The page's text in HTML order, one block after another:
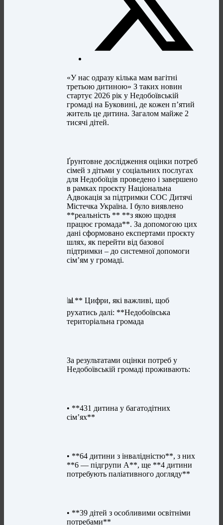
«У нас одразу кілька мам вагітні
третьою дитиною» З таких новин
стартує 2026 рік у Недобоївській
громаді на Буковині, де кожен пʼятий
житель це дитина. Загалом майже 2
тисячі дітей.
Ґрунтовне дослідження оцінки потреб
сімей з дітьми у соціальних послугах
для Недобоїців проведено і завершено
в рамках проєкту Національна
Адвокація за підтримки СОС Дитячі
Містечка Україна. І було виявлено
**реальність ** **з якою щодня
працює громада**. За допомогою цих
дані сформовано експертами проєкту
шлях, як перейти від базової
підтримки – до системної допомоги
сім’ям у громаді.
📊** Цифри, які важливі, щоб
рухатись далі: **Недобоївська
територіальна громада
За результатами оцінки потреб у
Недобоївській громаді проживають:
• **431 дитина у багатодітних
сім’ях**
• **64 дитини з інвалідністю**, з них
**6 — підгрупи А**, ще **4 дитини
потребують паліативного догляду**
• **39 дітей з особливими освітніми
потребами**